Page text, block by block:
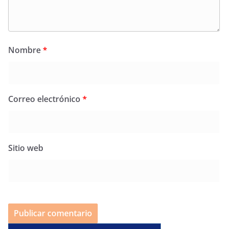
Nombre*
Correo electrónico *
Sitio web